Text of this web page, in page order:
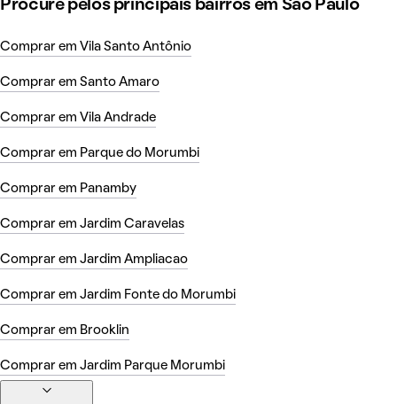
Procure pelos principais bairros em São Paulo
Comprar em Vila Santo Antônio
Comprar em Santo Amaro
Comprar em Vila Andrade
Comprar em Parque do Morumbi
Comprar em Panamby
Comprar em Jardim Caravelas
Comprar em Jardim Ampliacao
Comprar em Jardim Fonte do Morumbi
Comprar em Brooklin
Comprar em Jardim Parque Morumbi